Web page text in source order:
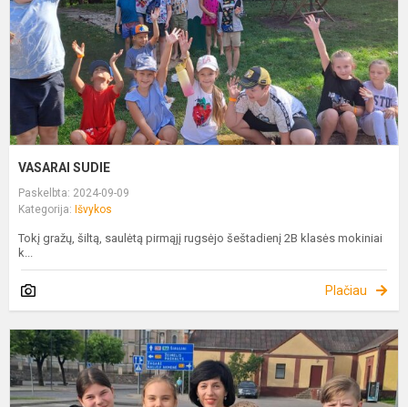
VASARAI SUDIE
Paskelbta: 2024-09-09
Kategorija: Išvykos
Tokį gražų, šiltą, saulėtą pirmąjį rugsėjo šeštadienį 2B klasės mokiniai
k...
Plačiau